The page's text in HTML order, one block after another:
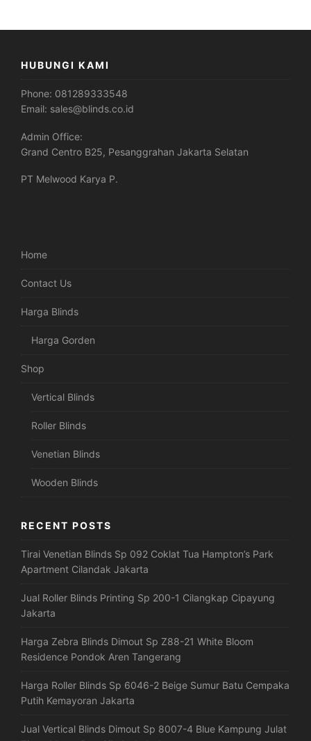
HUBUNGI KAMI
Phone: 081289333548
Email: sales@blinds.co.id
Admin Office:
Grand Centro B25, Pesanggrahan Jakarta Selatan
PT Melwood Karya P.
Home
Contact Us
Harga Blinds
Harga Gorden
Shop
Vertical Blinds
Roller Blinds
Venetian Blinds
Wooden Blinds
RECENT POSTS
Tirai Venetian Blinds Sp 092 Coklat Tua Hampton’s Park
Apartment Cilandak Jakarta
Jual Roller Blinds Printing Sp 200-1 Cilangkap Cipayung
Jakarta
Harga Zebra Blinds Dimout Sp Z88-21 White Bloom
Residence Pondok Aren Tangerang
Harga Roller Blinds Sp 6046-2 Beige Sumur Batu Cempaka
Putih Kemayoran Jakarta
Jual Vertical Blinds Dimout Sp 8007-4 Blue Kampung Julat